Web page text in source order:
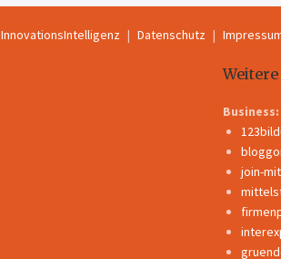
InnovationsIntelligenz Datenschutz
Business:
join-